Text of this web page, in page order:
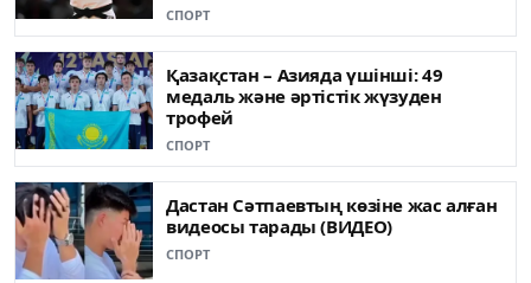
СПОРТ
Қазақстан – Азияда үшінші: 49
медаль жəне əртістік жүзуден
трофей
СПОРТ
Дастан Сәтпаевтың көзіне жас алған
видеосы тарады (ВИДЕО)
СПОРТ